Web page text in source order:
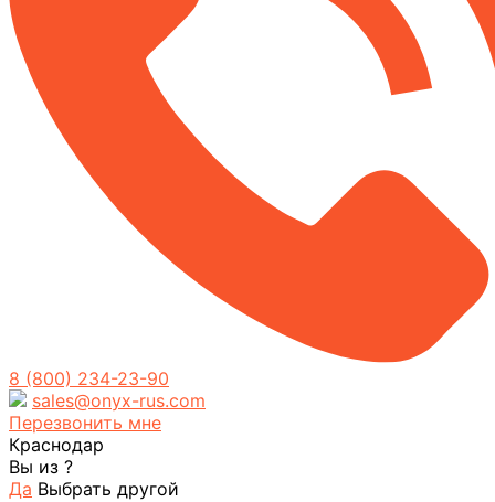
8 (800) 234-23-90
sales@onyx-rus.com
Перезвонить мне
Краснодар
Вы из ?
Да Выбрать другой